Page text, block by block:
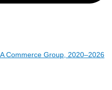
Commerce Group, 2020–2026